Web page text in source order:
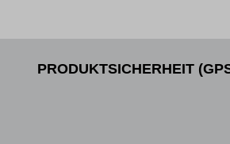
PRODUKTSICHERHEIT